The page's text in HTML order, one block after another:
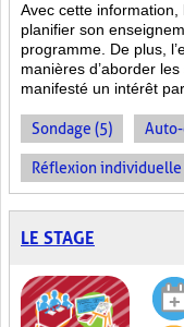
Avec cette information,
planifier son
programme. De plus,
manières d’aborder
manifesté un intérêt
Sondage (5)
Réflexion individuelle
LE STAGE